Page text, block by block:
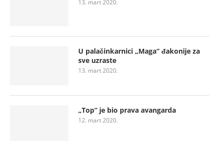
13. mart 2020.
U palačinkarnici „Maga“ đakonije za
sve uzraste
13. mart 2020.
„Top“ je bio prava avangarda
12. mart 2020.